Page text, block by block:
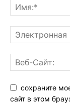
сохраните
сайт в этом